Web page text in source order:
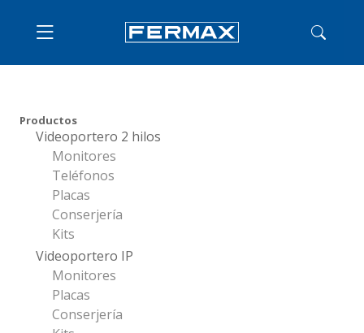
Productos
Videoportero 2 hilos
Monitores
Teléfonos
Placas
Conserjería
Kits
Videoportero IP
Monitores
Placas
Conserjería